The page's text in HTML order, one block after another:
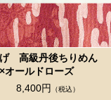
高級丹後ちりめん
オールドローズ
8,400円 （税込）